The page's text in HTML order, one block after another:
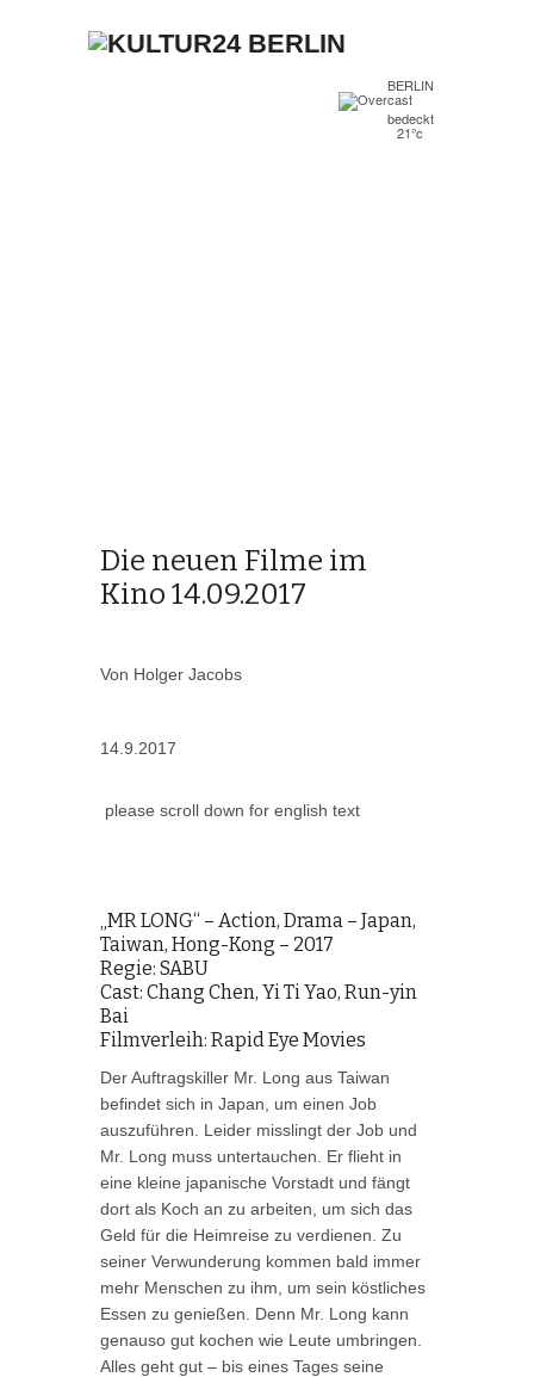
BERLIN
bedeckt
21°c
Die neuen Filme im
Kino 14.09.2017
Von Holger Jacobs
14.9.2017
please scroll down for english text
„MR LONG“ – Action, Drama – Japan,
Taiwan, Hong-Kong – 2017
Regie: SABU
Cast: Chang Chen, Yi Ti Yao, Run-yin
Bai
Filmverleih: Rapid Eye Movies
Der Auftragskiller Mr. Long aus Taiwan
befindet sich in Japan, um einen Job
auszuführen. Leider misslingt der Job und
Mr. Long muss untertauchen. Er flieht in
eine kleine japanische Vorstadt und fängt
dort als Koch an zu arbeiten, um sich das
Geld für die Heimreise zu verdienen. Zu
seiner Verwunderung kommen bald immer
mehr Menschen zu ihm, um sein köstliches
Essen zu genießen. Denn Mr. Long kann
genauso gut kochen wie Leute umbringen.
Alles geht gut – bis eines Tages seine